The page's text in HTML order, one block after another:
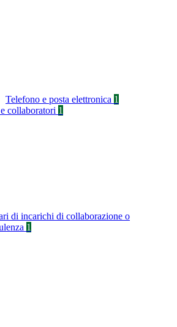
Telefono e posta elettronica 1
collaboratori 1
di incarichi di collaborazione o
1